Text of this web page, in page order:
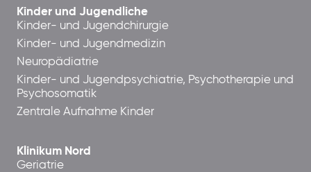
Kinder und Jugendliche
Kinder- und Jugendchirurgie
Kinder- und Jugendmedizin
Neuropädiatrie
Kinder- und Jugendpsychiatrie, Psychotherapie und
Psychosomatik
Zentrale Aufnahme Kinder
Klinikum Nord
Geriatrie